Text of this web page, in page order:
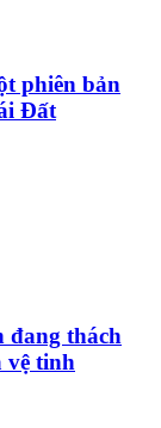
phiên bản
Đất
đang thách
vệ tinh